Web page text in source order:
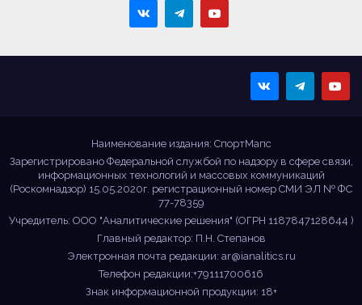
Наименование издания: СпортМапс
Зарегистрировано Федеральной службой по надзору в сфере связи,
информационных технологий и массовых коммуникаций
(Роскомнадзор) 15.05.2020г. регистрационный номер СМИ ЭЛ № ФС
77-78359
Учредитель: ООО "Аналитические решения" (ОГРН 1187847128644 )
Главный редактор: П.Н. Степанов
Электронная почта редакции: ar@ianalitics.ru
Телефон редакции:+79111700616
Знак информационной продукции: 18+